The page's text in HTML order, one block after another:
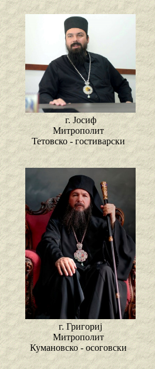
г. Јосиф
Митрополит
Тетовско - гостиварски
г. Григориј
Митрополит
Кумановско - осоговски